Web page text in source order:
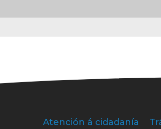
Atención á cidadanía